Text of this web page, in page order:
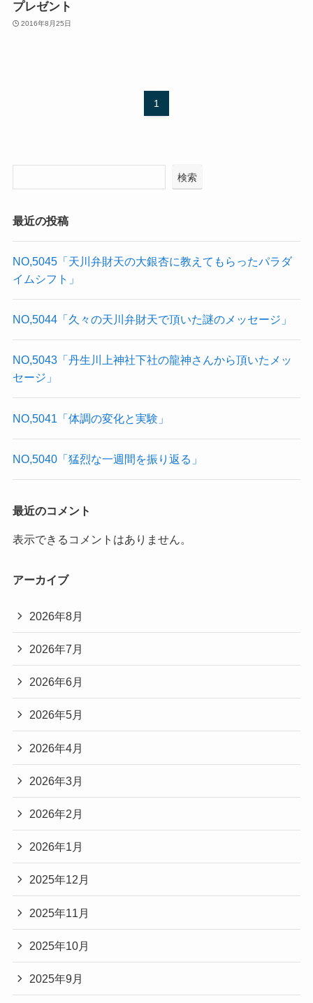
プレゼント
2016年8月25日
1
検索
最近の投稿
NO,5045「天川弁財天の大銀杏に教えてもらったパラダ
イムシフト」
NO,5044「久々の天川弁財天で頂いた謎のメッセージ」
NO,5043「丹生川上神社下社の龍神さんから頂いたメッ
セージ」
NO,5041「体調の変化と実験」
NO,5040「猛烈な一週間を振り返る」
最近のコメント
表示できるコメントはありません。
アーカイブ
2026年8月
2026年7月
2026年6月
2026年5月
2026年4月
2026年3月
2026年2月
2026年1月
2025年12月
2025年11月
2025年10月
2025年9月